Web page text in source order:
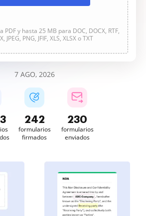
PDF y hasta 25 MB para DOC, DOCX, RTF,
JPEG, PNG, JFIF, XLS, XLSX o TXT
7 AGO, 2026
242
formularios
firmados
230
formularios
enviados